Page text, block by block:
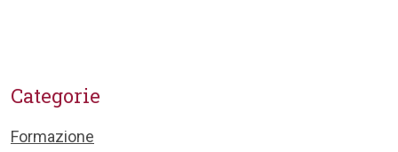
Categorie
Formazione